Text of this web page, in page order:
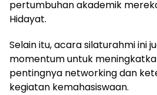
pertumbuhan akademik
Hidayat.
Selain itu, acara silaturahmi ini
momentum untuk
pentingnya networking dan
kegiatan kemahasiswaan.